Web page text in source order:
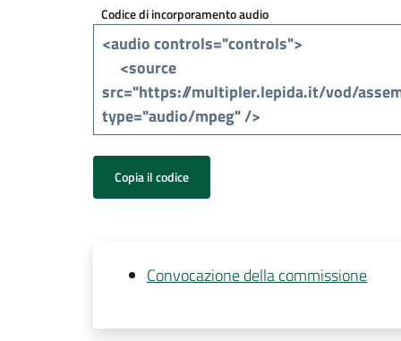
Codice di incorporamento audio
Copia il codice
Convocazione della commissione